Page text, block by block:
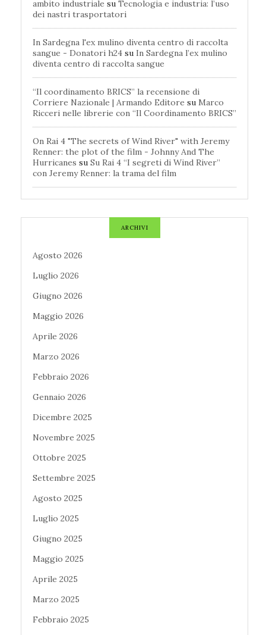
ambito industriale su Tecnologia e industria: l’uso
dei nastri trasportatori
In Sardegna l'ex mulino diventa centro di raccolta
sangue - Donatori h24 su In Sardegna l’ex mulino
diventa centro di raccolta sangue
“Il coordinamento BRICS” la recensione di
Corriere Nazionale | Armando Editore su Marco
Ricceri nelle librerie con “Il Coordinamento BRICS”
On Rai 4 "The secrets of Wind River" with Jeremy
Renner: the plot of the film - Johnny And The
Hurricanes su Su Rai 4 “I segreti di Wind River”
con Jeremy Renner: la trama del film
ARCHIVI
Agosto 2026
Luglio 2026
Giugno 2026
Maggio 2026
Aprile 2026
Marzo 2026
Febbraio 2026
Gennaio 2026
Dicembre 2025
Novembre 2025
Ottobre 2025
Settembre 2025
Agosto 2025
Luglio 2025
Giugno 2025
Maggio 2025
Aprile 2025
Marzo 2025
Febbraio 2025